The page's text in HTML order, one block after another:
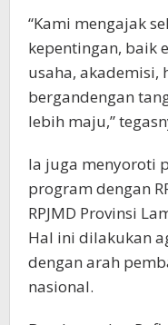
“Kami mengajak
kepentingan, baik
usaha, akademisi,
bergandengan
lebih maju,”
Ia juga menyoroti
program dengan
RPJMD Provinsi
Hal ini dilakukan
dengan arah
nasional.